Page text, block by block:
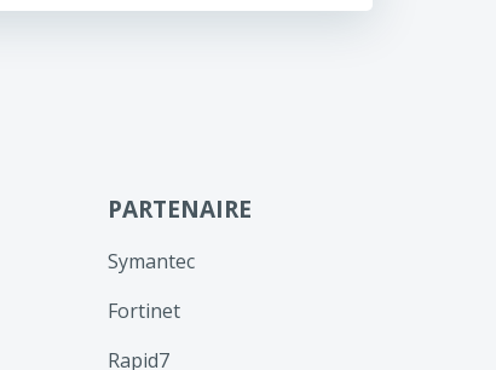
PARTENAIRE
Symantec
Fortinet
Rapid7